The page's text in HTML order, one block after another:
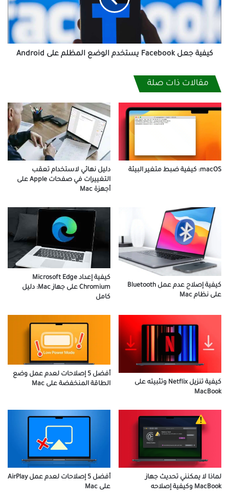
المظلم
Android
كيفية جعل Facebook يستخدم الوضع المظلم على Android
مقالات ذات صلة
macOS: كيفية ضبط متغير البيئة
دليل نهائي لاستخدام تعقب
التغييرات في صفحات Apple على
أجهزة Mac
كيفية إصلاح عدم عمل Bluetooth
على نظام Mac
كيفية إعداد Microsoft Edge
Chromium على جهاز Mac: دليل
كامل
كيفية تنزيل Netflix وتثبيته على
MacBook
أفضل 5 إصلاحات لعدم عمل وضع
الطاقة المنخفضة على Mac
لماذا لا يمكنني تحديث جهاز
MacBook وكيفية إصلاحه
أفضل 5 إصلاحات لعدم عمل AirPlay
على Mac